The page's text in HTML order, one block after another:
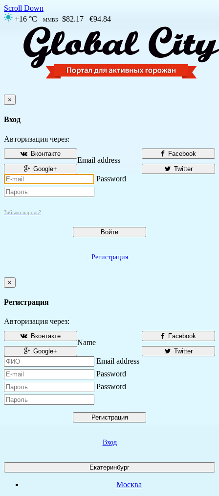
Scroll Down
+16 °C
ММВБ $82.17 €94.84
×
Вход
Авторизация через:
Facebook
Вконтакте
Twitter
Google+
Email address
Password
Забыли пароль?
Войти
Регистрация
×
Регистрация
Авторизация через:
Facebook
Вконтакте
Twitter
Google+
Name
Email address
Password
Password
Регистрация
Вход
Екатеринбург
Москва